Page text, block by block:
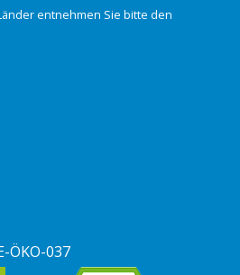
entnehmen Sie bitte den
ÖKO-037